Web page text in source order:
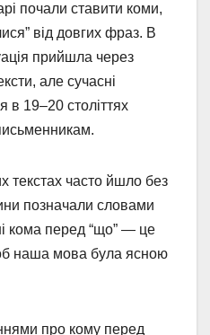
почали ставити коми,
від довгих фраз. В
прийшла через
але сучасні
19–20 століттях
текстах часто йшло без
позначали словами
кома перед “що” — це
наша мова була ясною
про кому перед